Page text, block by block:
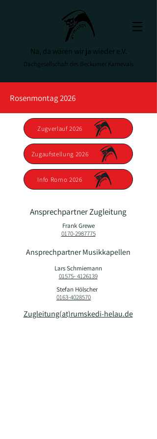
Na, da wären wir ja wieder e.V.
Dachgesellschaft des Beckumer Karnevals
Rosenmontag 2026
Zugverlauf 2026
Zugaufstellung 2026
Info Romo 2026
Ansprechpartner Zugleitung
Frank Grewe
0170-2987775
Ansprechpartner Musikkapellen
Lars Schmiemann
01575- 4126139
Zugleitung(at)rumskedi-helau.de
Stefan Hölscher
0163-4028570